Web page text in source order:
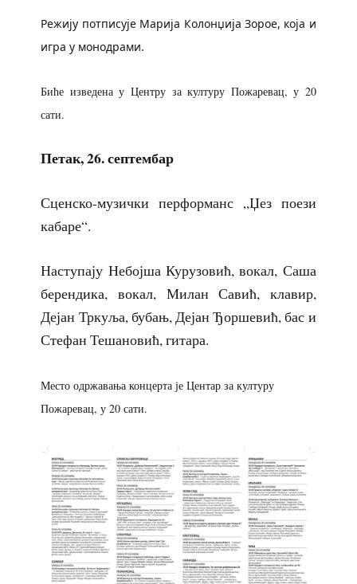
Режију потписује Марија Колонџија Зорое, која и
игра у монодрами.
Биће изведена у Центру за културу Пожаревац, у 20
сати.
Петак, 26. септембар
Сценско-музички перформанс „Џез поези
кабаре“.
Наступају Небојша Курузовић, вокал, Саша
берендика, вокал, Милан Савић, клавир,
Дејан Тркуља, бубањ, Дејан Ђоршевић, бас и
Стефан Тешановић, гитара.
Место одржавања концерта јеЦентар за културу
Пожаревац, у 20 сати.